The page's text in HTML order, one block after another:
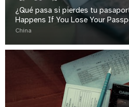
¿Qué pasa si pierdes tu
Happens If You Lose Your
China